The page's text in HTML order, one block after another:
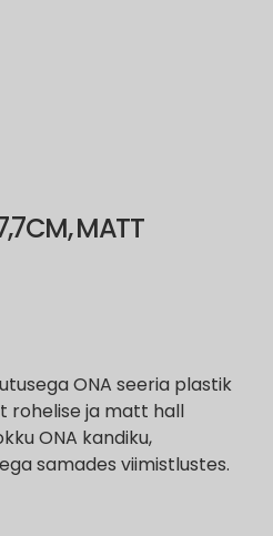
MATT
ONA seeria plastik
rohelise ja matt hall
ONA kandiku,
samades viimistlustes.